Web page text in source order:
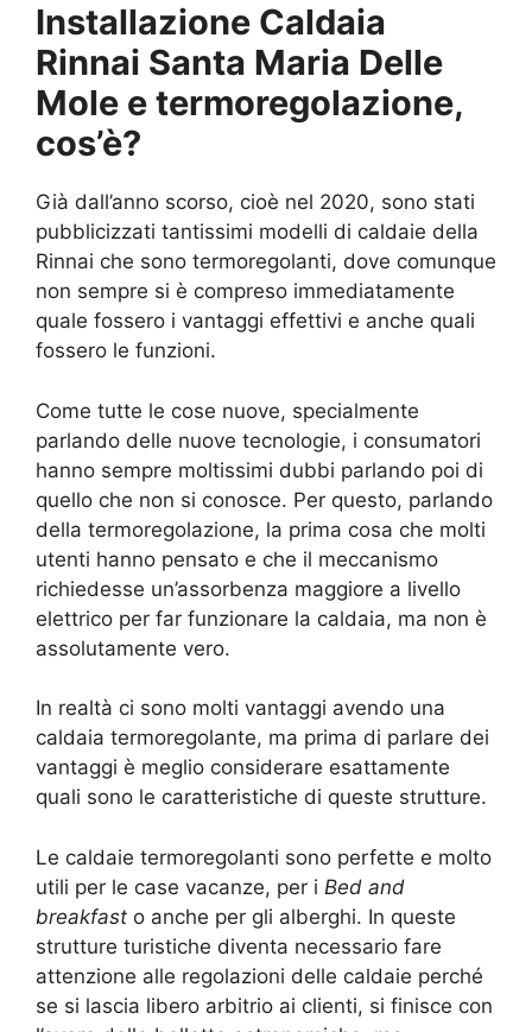
Installazione Caldaia
Rinnai Santa Maria Delle
Mole e termoregolazione,
cos’è?
Già dall’anno scorso, cioè nel 2020, sono stati
pubblicizzati tantissimi modelli di caldaie della
Rinnai che sono termoregolanti, dove comunque
non sempre si è compreso immediatamente
quale fossero i vantaggi effettivi e anche quali
fossero le funzioni.
Come tutte le cose nuove, specialmente
parlando delle nuove tecnologie, i consumatori
hanno sempre moltissimi dubbi parlando poi di
quello che non si conosce. Per questo, parlando
della termoregolazione, la prima cosa che molti
utenti hanno pensato e che il meccanismo
richiedesse un’assorbenza maggiore a livello
elettrico per far funzionare la caldaia, ma non è
assolutamente vero.
In realtà ci sono molti vantaggi avendo una
caldaia termoregolante, ma prima di parlare dei
vantaggi è meglio considerare esattamente
quali sono le caratteristiche di queste strutture.
Le caldaie termoregolanti sono perfette e molto
utili per le case vacanze, per i Bed and
breakfast o anche per gli alberghi. In queste
strutture turistiche diventa necessario fare
attenzione alle regolazioni delle caldaie perché
se si lascia libero arbitrio ai clienti, si finisce con